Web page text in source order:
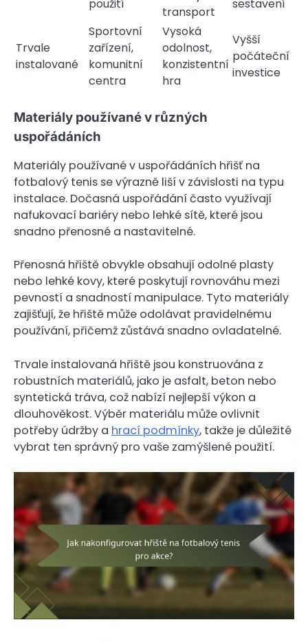
použití
transport
sestavení
Trvale
instalované
Sportovní
zařízení,
komunitní
centra
Vysoká
odolnost,
konzistentní
hra
Vyšší
počáteční
investice
Materiály používané v různých
uspořádáních
Materiály používané v uspořádáních hřišť na
fotbalový tenis se výrazně liší v závislosti na typu
instalace. Dočasná uspořádání často využívají
nafukovací bariéry nebo lehké sítě, které jsou
snadno přenosné a nastavitelné.
Přenosná hřiště obvykle obsahují odolné plasty
nebo lehké kovy, které poskytují rovnováhu mezi
pevností a snadností manipulace. Tyto materiály
zajišťují, že hřiště může odolávat pravidelnému
používání, přičemž zůstává snadno ovladatelné.
Trvale instalovaná hřiště jsou konstruována z
robustních materiálů, jako je asfalt, beton nebo
syntetická tráva, což nabízí nejlepší výkon a
dlouhověkost. Výběr materiálu může ovlivnit
potřeby údržby a hrací podmínky, takže je důležité
vybrat ten správný pro vaše zamýšlené použití.